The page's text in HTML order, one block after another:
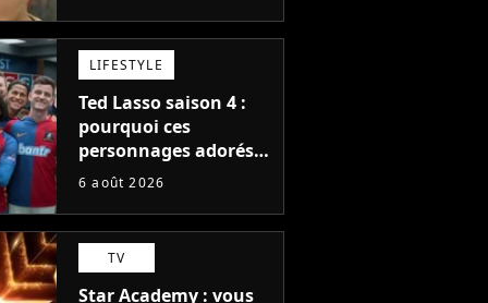
blockbuster
LIFESTYLE
Ted Lasso saison 4 :
pourquoi ces
personnages adorés
des fans ne sont pas
6 août 2026
TV
Star Academy : vous